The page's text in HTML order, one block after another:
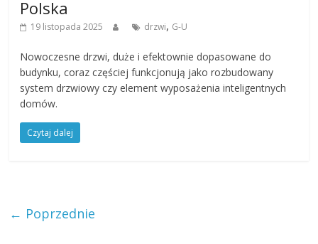
Polska
19 listopada 2025 drzwi, G-U
Nowoczesne drzwi, duże i efektownie dopasowane do
budynku, coraz częściej funkcjonują jako rozbudowany
system drzwiowy czy element wyposażenia inteligentnych
domów.
Czytaj dalej
← Poprzednie